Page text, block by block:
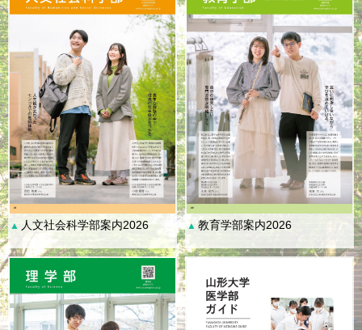
▲ 人文社会科学部案内2026 ▲ 教育学部案内2026